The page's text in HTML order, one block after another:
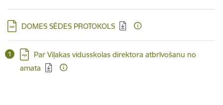
Lejupielādēt:
DOMES SĒDES PROTOKOLS
Lejupielādēt:
Par Viļakas vidusskolas direktora atbrīvošanu no
amata